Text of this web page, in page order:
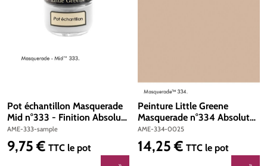
Pot échantillon Masquerade
Mid n°333 - Finition Absolute
Matt Emulsion
AME-333-sample
Prix régulier :
9,75 € TTC le pot
Peinture Little Greene
Masquerade n°334 Absolute
Matt Emulsion 250 ml
AME-334-0025
Prix régulier :
14,25 € TTC le pot